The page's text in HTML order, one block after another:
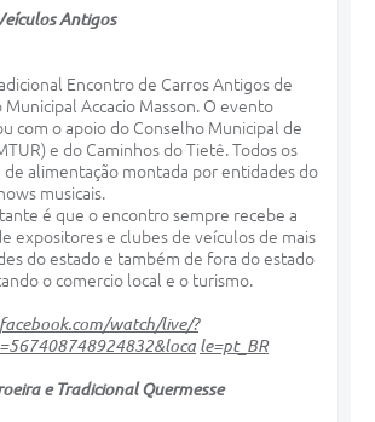
Antigos
Encontro de Carros Antigos de
Municipal Accacio Masson. O evento
com o apoio do Conselho Municipal de
e do Caminhos do Tietê. Todos os
de alimentação montada por entidades do
musicais.
é que o encontro sempre recebe a
expositores e clubes de veículos de mais
do estado e também de fora do estado
o comercio local e o turismo.
watch/live/?
le=pt_BR
e Tradicional Quermesse